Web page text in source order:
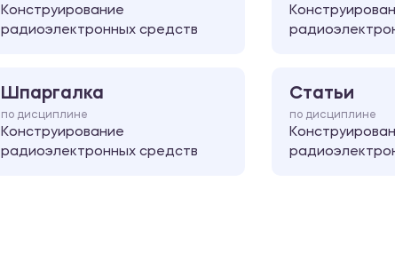
Конструирование
радиоэлектронных средств
Шпаргалка
по дисциплине
Конструирование
радиоэлектронных средств
Статьи
по дисциплине